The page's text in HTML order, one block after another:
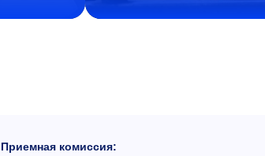
Приемная комиссия: